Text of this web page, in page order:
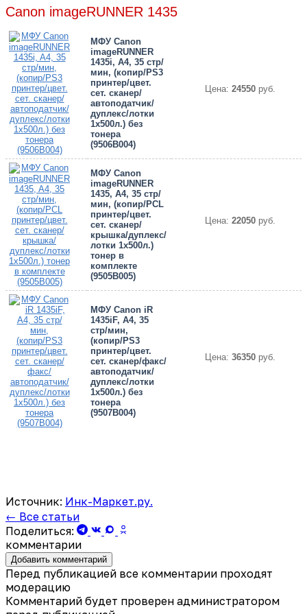
Canon imageRUNNER 1435
МФУ Canon
imageRUNNER
1435i, A4, 35 стр/
мин, (копир/PS3
принтер/цвет.
сет. сканер/
автоподатчик/
дуплекс/лотки
1х500л.) без
тонера
(9506B004)
Цена: 24550руб.
МФУ Canon
imageRUNNER
1435, A4, 35 стр/
мин, (копир/PCL
принтер/цвет.
сет. сканер/
крышка/дуплекс/
лотки 1х500л.)
тонер в
комплекте
(9505B005)
Цена: 22050руб.
МФУ Canon iR
1435iF, A4, 35
стр/мин,
(копир/PS3
принтер/цвет.
сет. сканер/факс/
автоподатчик/
дуплекс/лотки
1х500л.) без
тонера
(9507B004)
Цена: 36350руб.
Источник: Инк-Маркет.ру.
← Все статьи
Поделиться:
комментарии
Добавить комментарий
Перед публикацией все комментарии проходят
модерацию
Комментарий будет проверен администратором